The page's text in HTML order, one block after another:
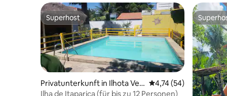
Superhost
Superhost
Privatunterkunft in Ilhota Ver
a Cruz
Durchschnittliche
4,74 (54)
Ilha de Itaparica (für bis zu 12 Personen)